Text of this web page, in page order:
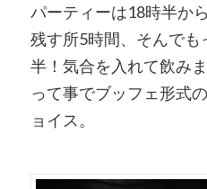
パーティーは18時半か
残す所5時間、そんで
半！気合を入れて飲みま
って事でブッフェ形式
ョイス。